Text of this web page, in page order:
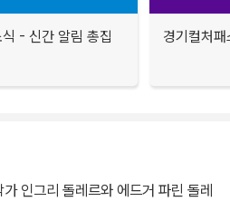
- 신간 알림 총집
경기컬처
인그리 돌레르와 에드거 파린 돌레